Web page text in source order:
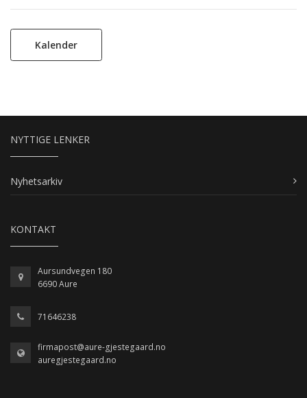
Kalender
NYTTIGE LENKER
Nyhetsarkiv
KONTAKT
Aursundvegen 180
6690 Aure
71646238
firmapost@aure-gjestegaard.no
auregjestegaard.no